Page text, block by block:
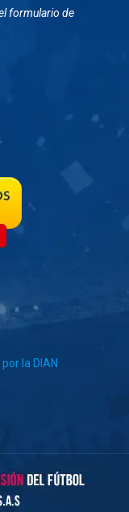
formulario de
la DIAN